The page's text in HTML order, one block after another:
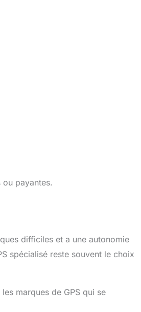
payantes.
difficiles et a une autonomie
spécialisé reste souvent le choix
marques de GPS qui se